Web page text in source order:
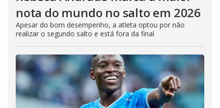
nota do mundo no salto em 2026
Apesar do bom desempenho, a atleta optou por não
realizar o segundo salto e está fora da final